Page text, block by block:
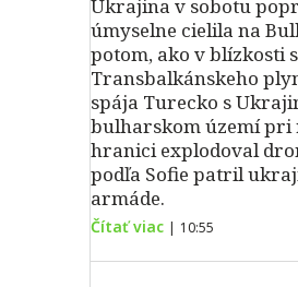
Ukrajina v sobotu
úmyselne cielila na
potom, ako v blízkosti
Transbalkánskeho
spája Turecko s
bulharskom území pri
hranici explodoval
podľa Sofie patril
armáde.
Čítať viac | 10:55